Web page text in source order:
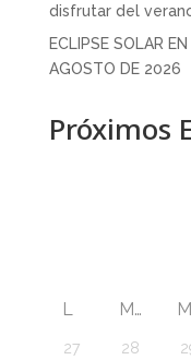
disfrutar del
ECLIPSE SOLAR
AGOSTO DE 2026
Próximos
L M
27 28